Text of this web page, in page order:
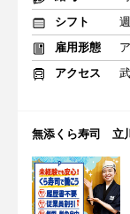
シフト
雇用形態
アクセス
無添くら寿司 立